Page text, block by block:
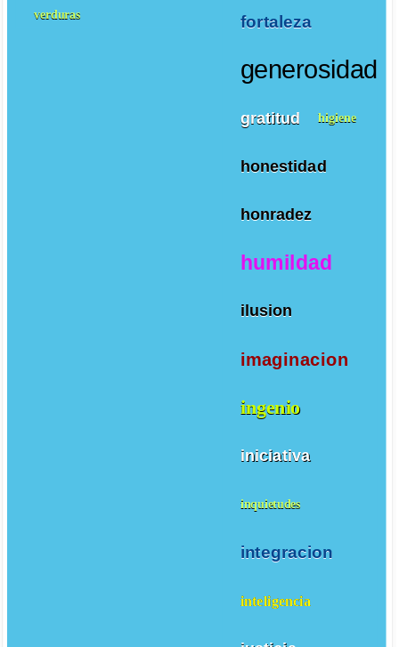
fortaleza
generosidad
gratitud higiene
honestidad
honradez
humildad
ilusion
imaginacion
ingenio
iniciativa
inquietudes
integracion
inteligencia
verduras